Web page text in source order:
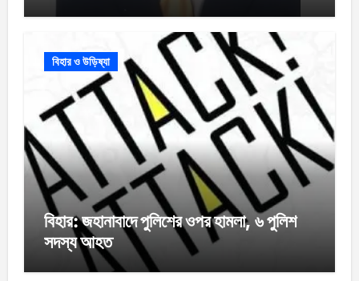
বিহার ও উড়িষ্যা
বিহার: জহানাবাদে পুলিশের ওপর হামলা, ৬ পুলিশ
সদস্য আহত